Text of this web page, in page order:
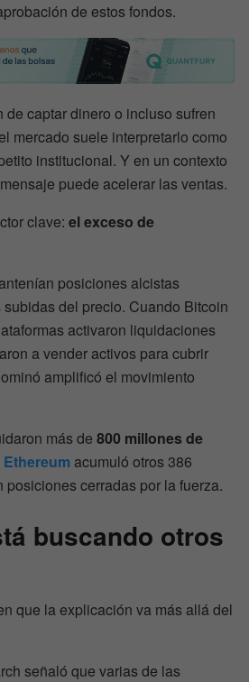
de estos fondos.
captar dinero o incluso sufren
mercado suele interpretarlo como
institucional. Y en un contexto
puede acelerar las ventas.
clave: el exceso de
posiciones alcistas
del precio. Cuando Bitcoin
activaron liquidaciones
a vender activos para cubrir
amplificó el movimiento
más de 800 millones de
Ethereum acumuló otros 386
cerradas por la fuerza.
buscando otros
que la explicación va más allá del
señaló que varias de las